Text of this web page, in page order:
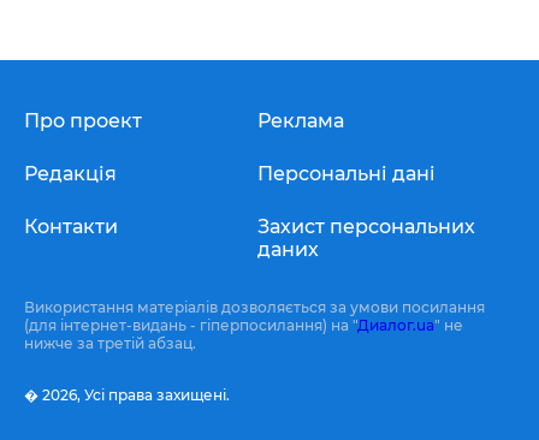
Про проект
Редакція
Контакти
Реклама
Персональні дані
Захист персональних
даних
Використання матеріалів дозволяється за умови посилання
(для інтернет-видань - гіперпосилання) на "Диалог.ua" не
нижче за третій абзац.
� 2026, Усі права захищені.